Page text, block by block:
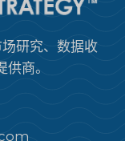
研究、数据收
商。